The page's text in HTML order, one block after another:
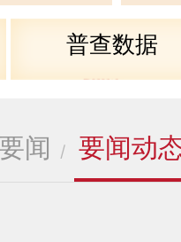
普查数据
闻 / 要闻动